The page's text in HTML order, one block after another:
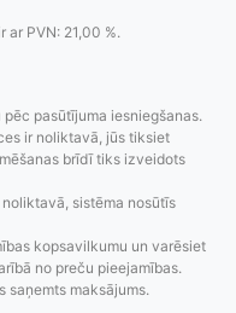
PVN: 21,00 %.
pasūtījuma iesniegšanas.
ir noliktavā, jūs tiksiet
brīdī tiks izveidots
sistēma nosūtīs
kopsavilkumu un varēsiet
no preču pieejamības.
saņemts maksājums.